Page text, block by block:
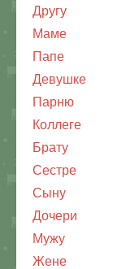
Другу
Маме
Папе
Девушке
Парню
Коллеге
Брату
Сестре
Сыну
Дочери
Мужу
Жене